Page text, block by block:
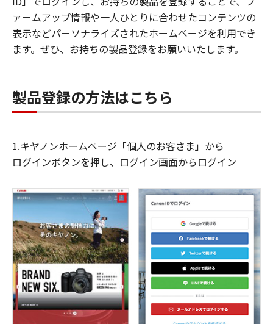
ァームアップ情報や一人ひとりに合わせたコンテンツの
表示などパーソナライズされたホームページを利用でき
ます。ぜひ、お持ちの製品登録をお願いいたします。
製品登録の方法はこちら
1.キヤノンホームページ「個人のお客さま」から
ログインボタンを押し、ログイン画面からログイン